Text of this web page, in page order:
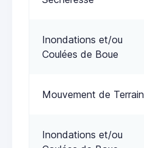
Inondations et/ou
Coulées de Boue
Mouvement de Terrain
Inondations et/ou